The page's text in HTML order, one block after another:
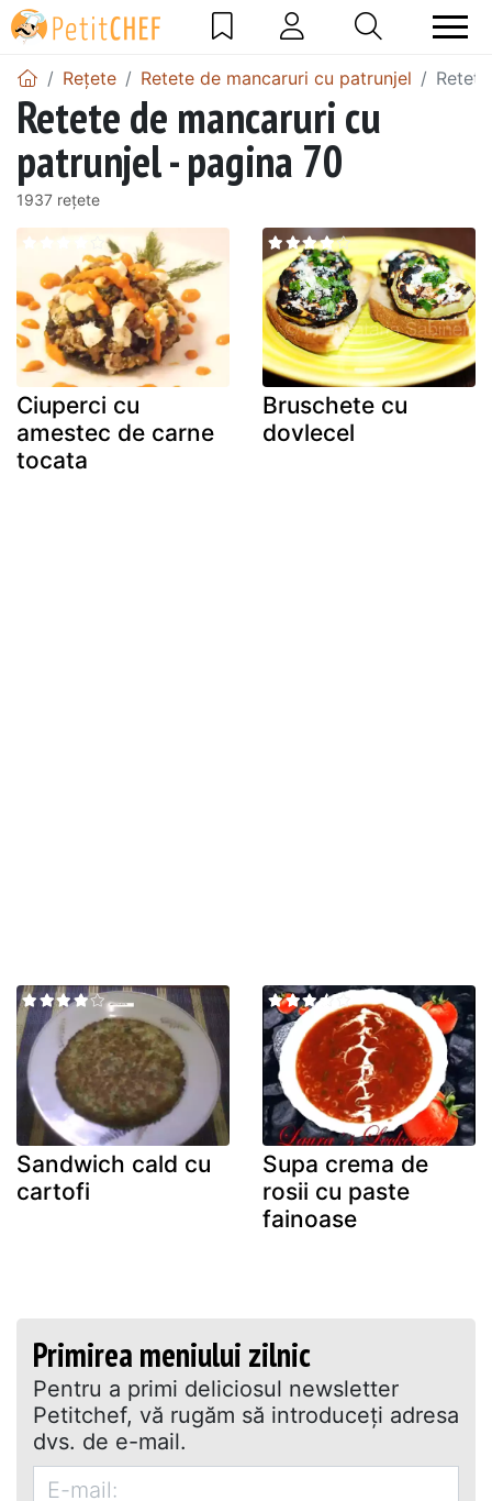
Rețete Retete de mancaruri cu patrunjel
Retete de mancaruri cu
patrunjel - pagina 70
1937 rețete
Ciuperci cu
amestec de carne
tocata
Bruschete cu
dovlecel
Sandwich cald cu
cartofi
Supa crema de
rosii cu paste
fainoase
Primirea meniului zilnic
Pentru a primi deliciosul newsletter
Petitchef, vă rugăm să introduceţi adresa
dvs. de e-mail.